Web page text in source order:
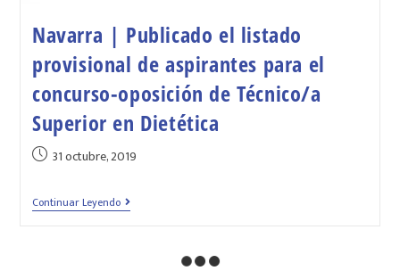
Navarra | Publicado el listado
provisional de aspirantes para el
concurso-oposición de Técnico/a
Superior en Dietética
31 octubre, 2019
Continuar Leyendo